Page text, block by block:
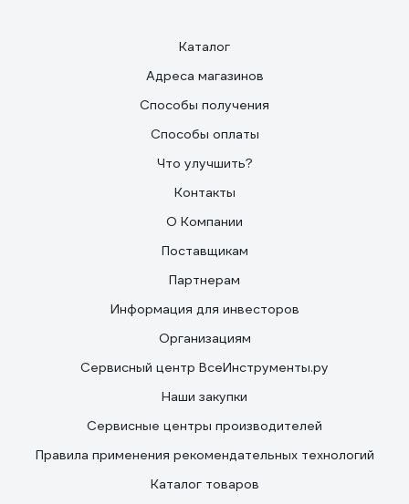
Каталог
Адреса магазинов
Способы получения
Способы оплаты
Что улучшить?
Контакты
О Компании
Поставщикам
Партнерам
Информация для инвесторов
Организациям
Сервисный центр ВсеИнструменты.ру
Наши закупки
Сервисные центры производителей
Правила применения рекомендательных технологий
Каталог товаров